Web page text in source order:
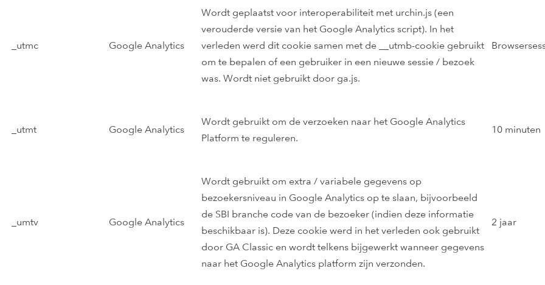
_utmc Google Analytics
Wordt geplaatst voor interoperabiliteit met urchin.js (een
verouderde versie van het Google Analytics script). In het
verleden werd dit cookie samen met de __utmb-cookie gebruikt
om te bepalen of een gebruiker in een nieuwe sessie / bezoek
was. Wordt niet gebruikt door ga.js.
_utmt Google Analytics
Wordt gebruikt om de verzoeken naar het Google Analytics
Platform te reguleren.
10 minuten
_umtv Google Analytics
Wordt gebruikt om extra / variabele gegevens op
bezoekersniveau in Google Analytics op te slaan, bijvoorbeeld
de SBI branche code van de bezoeker (indien deze informatie
beschikbaar is). Deze cookie werd in het verleden ook gebruikt
door GA Classic en wordt telkens bijgewerkt wanneer gegevens
naar het Google Analytics platform zijn verzonden.
2 jaar